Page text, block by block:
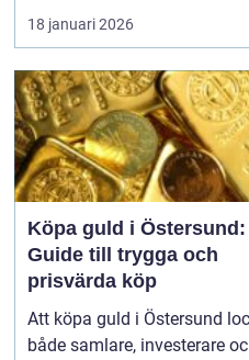
18 januari 2026
Köpa guld i Östersund:
Guide till trygga och
prisvärda köp
Att köpa guld i Östersund
både samlare, investerare